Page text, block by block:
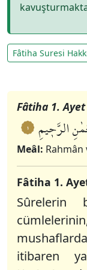
Fâtiha Suresi
Fâtiha 1. Ayet
الرَّحٖيمِ ١
Meâl: Rahmân
Fâtiha 1.
Sûrelerin
itibaren